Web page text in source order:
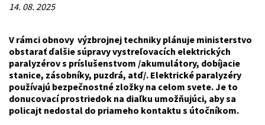
14. 08. 2025
V rámci obnovy výzbrojnej techniky plánuje ministerstvo
obstarať ďalšie súpravy vystreľovacích elektrických
paralyzérov s príslušenstvom /akumulátory, dobíjacie
stanice, zásobníky, puzdrá, atď/. Elektrické paralyzéry
používajú bezpečnostné zložky na celom svete. Je to
donucovací prostriedok na diaľku umožňujúci, aby sa
policajt nedostal do priameho kontaktu s útočníkom.